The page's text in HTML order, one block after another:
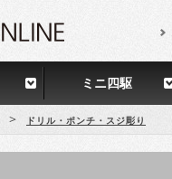
ミニ四駆
> ドリル・ポンチ・スジ彫り